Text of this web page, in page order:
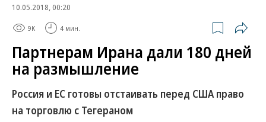
10.05.2018, 00:20
9K 4 мин.
Партнерам Ирана дали 180 дней
на размышление
Россия и ЕС готовы отстаивать перед США право
на торговлю с Тегераном